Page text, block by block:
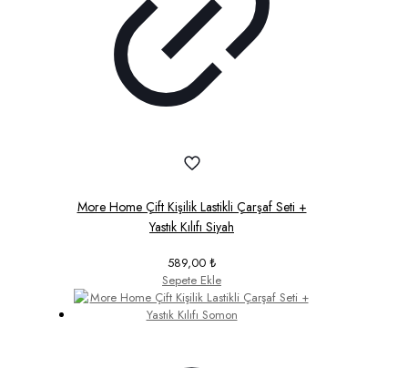
More Home Çift Kişilik Lastikli Çarşaf Seti +
Yastık Kılıfı Siyah
589,00 ₺
Sepete Ekle